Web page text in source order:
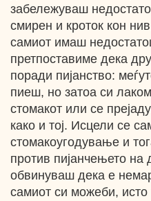
забележуваш
смирен и кроток кон
самиот имаш
претпоставиме дека
поради пијанство:
пиеш, но затоа си
стомакот или се
како и тој. Исцели се
стомакоугодување и
против пијанчењето на
обвинуваш дека е
самиот си можеби,